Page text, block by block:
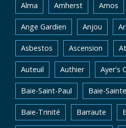
Alma Amherst Amos
Ange Gardien Anjou
Asbestos Ascension
Auteuil Authier Ayer's
Baie-Saint-Paul Baie-
Baie-Trinité Barraute